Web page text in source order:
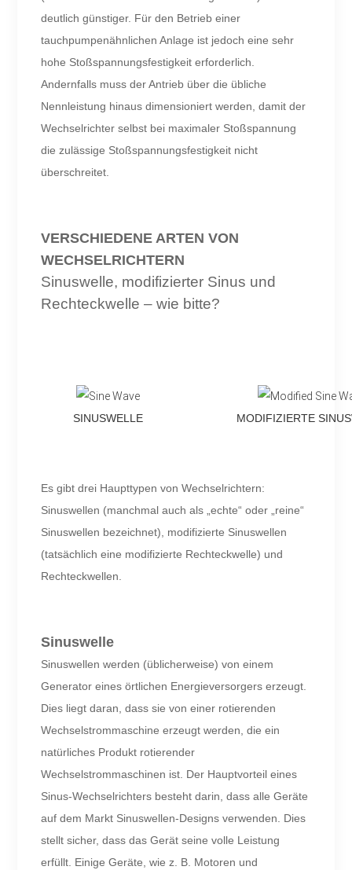
deutlich günstiger. Für den Betrieb einer
tauchpumpenähnlichen Anlage ist jedoch eine sehr
hohe Stoßspannungsfestigkeit erforderlich.
Andernfalls muss der Antrieb über die übliche
Nennleistung hinaus dimensioniert werden, damit der
Wechselrichter selbst bei maximaler Stoßspannung
die zulässige Stoßspannungsfestigkeit nicht
überschreitet.
VERSCHIEDENE ARTEN VON
WECHSELRICHTERN
Sinuswelle, modifizierter Sinus und
Rechteckwelle – wie bitte?
SINUSWELLE MODIFIZIERTE
Es gibt drei Haupttypen von Wechselrichtern:
Sinuswellen (manchmal auch als „echte“ oder „reine“
Sinuswellen bezeichnet), modifizierte Sinuswellen
(tatsächlich eine modifizierte Rechteckwelle) und
Rechteckwellen.
Sinuswelle
Sinuswellen werden (üblicherweise) von einem
Generator eines örtlichen Energieversorgers erzeugt.
Dies liegt daran, dass sie von einer rotierenden
Wechselstrommaschine erzeugt werden, die ein
natürliches Produkt rotierender
Wechselstrommaschinen ist. Der Hauptvorteil eines
Sinus-Wechselrichters besteht darin, dass alle Geräte
auf dem Markt Sinuswellen-Designs verwenden. Dies
stellt sicher, dass das Gerät seine volle Leistung
erfüllt. Einige Geräte, wie z. B. Motoren und